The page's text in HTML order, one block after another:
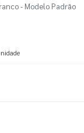
- Modelo Padrão